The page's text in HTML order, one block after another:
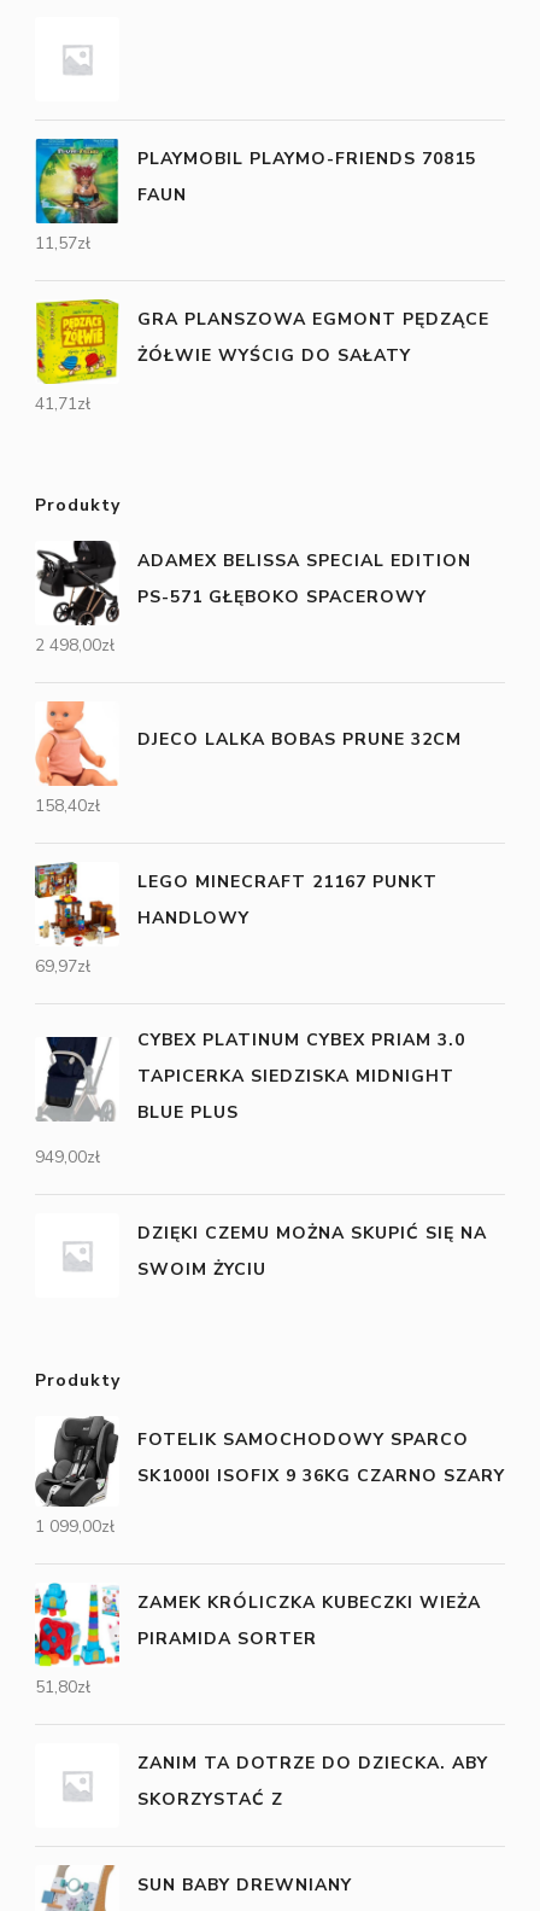
PLAYMOBIL PLAYMO-FRIENDS 70815
FAUN
11,57zł
GRA PLANSZOWA EGMONT PĘDZĄCE
ŻÓŁWIE WYŚCIG DO SAŁATY
41,71zł
Produkty
ADAMEX BELISSA SPECIAL EDITION
PS-571 GŁĘBOKO SPACEROWY
2 498,00zł
DJECO LALKA BOBAS PRUNE 32CM
158,40zł
LEGO MINECRAFT 21167 PUNKT
HANDLOWY
69,97zł
CYBEX PLATINUM CYBEX PRIAM 3.0
TAPICERKA SIEDZISKA MIDNIGHT
BLUE PLUS
949,00zł
DZIĘKI CZEMU MOŻNA SKUPIĆ SIĘ NA
SWOIM ŻYCIU
Produkty
FOTELIK SAMOCHODOWY SPARCO
SK1000I ISOFIX 9 36KG CZARNO SZARY
1 099,00zł
ZAMEK KRÓLICZKA KUBECZKI WIEŻA
PIRAMIDA SORTER
51,80zł
ZANIM TA DOTRZE DO DZIECKA. ABY
SKORZYSTAĆ Z
SUN BABY DREWNIANY